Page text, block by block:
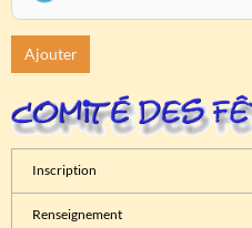
Ajouter
Inscription
Renseignement